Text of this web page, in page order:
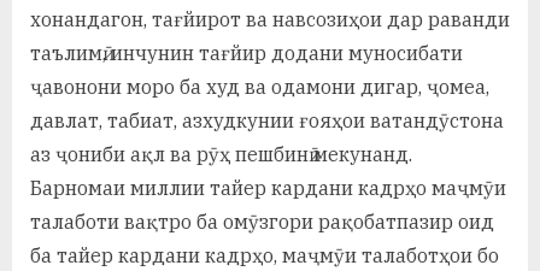
хонандагон, тағйирот ва навсозиҳои дар раванди
таълимӣ, инчунин тағйир додани муносибати
ҷавонони моро ба худ ва одамони дигар, ҷомеа,
давлат, табиат, азхудкунии ғояҳои ватандӯстона
аз ҷониби ақл ва рӯҳ пешбинӣ мекунанд.
Барномаи миллии тайер кардани кадрҳо маҷмӯи
талаботи вақтро ба омӯзгори рақобатпазир оид
ба тайер кардани кадрҳо, маҷмӯи талаботҳои бо